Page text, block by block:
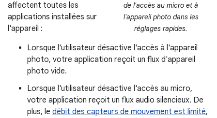
de l'accès au micro et à
l'appareil photo dans les
réglages rapides.
affectent toutes les
applications installées sur
l'appareil :
Lorsque l'utilisateur désactive l'accès à l'appareil
photo, votre application reçoit un flux d'appareil
photo vide.
Lorsque l'utilisateur désactive l'accès au micro,
votre application reçoit un flux audio silencieux. De
plus, le débit des capteurs de mouvement est limité,